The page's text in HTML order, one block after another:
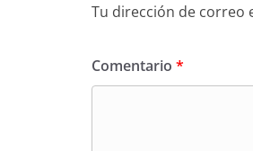
Tu dirección de correo
Comentario *